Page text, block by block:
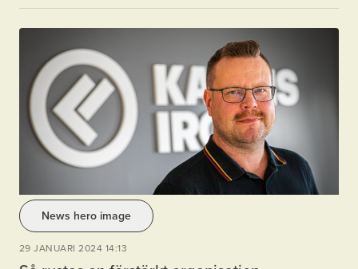
News hero image
29 JANUARI 2024 14:13